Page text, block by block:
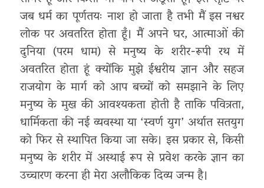
जब धर्म का पूर्णतयः नाश हो जाता है तभी मैं इस नश्वर
लोक पर अवतरित होता हूँ। मैं अपने घर, आत्माओं की
दुनिया (परम धाम) से मनुष्य के शरीर-रूपी रथ में
अवतरित होता हूं क्योंकि मुझे ईश्वरीय ज्ञान और सहज
राजयोग के मार्ग को आप बच्चों को समझाने के लिए
मनुष्य के मुख की आवश्यकता होती है ताकि पवित्रता,
धार्मिकता की नई व्यवस्था या ‘स्वर्ण युग’ अर्थात सतयुग
को फिर से स्थापित किया जा सके। इस प्रकार से, किसी
मनुष्य के शरीर में अस्थाई रूप से प्रवेश करके ज्ञान का
उच्चारण करना ही मेरा अलौकिक दिव्य जन्म है।